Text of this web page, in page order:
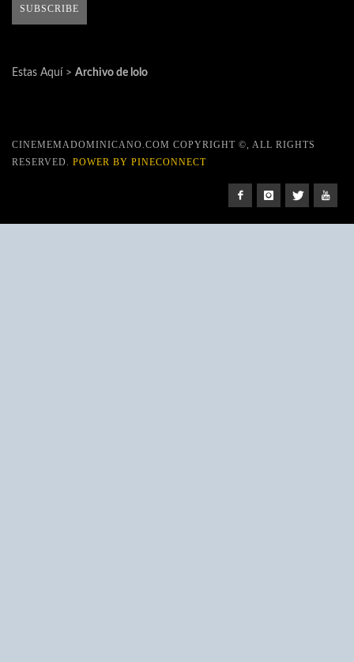
Estas Aquí > Archivo de lolo
CINEMEMADOMINICANO.COM COPYRIGHT ©, ALL RIGHTS
RESERVED. POWER BY PINECONNECT